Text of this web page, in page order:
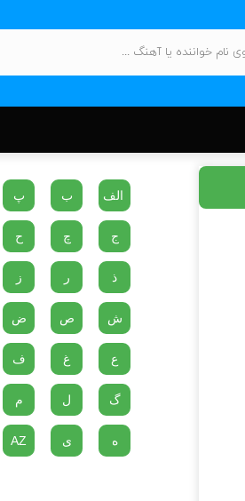
الف ب پ
ج چ ح
ذ ر ز
ش ص ض
ع غ ف
گ ل م
ه ی AZ